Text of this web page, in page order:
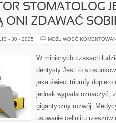
STOMATOLOG
ONI ZDAWAĆ
- 30 - 2025 MOŻLIWOŚĆ
W minionych czasach
dentysty Jest to
jaka świeci triumfy dopiero
jednak wypada oznaczyć,
gigantyczny rozwój.
usuwanie cellulitu rzeszów